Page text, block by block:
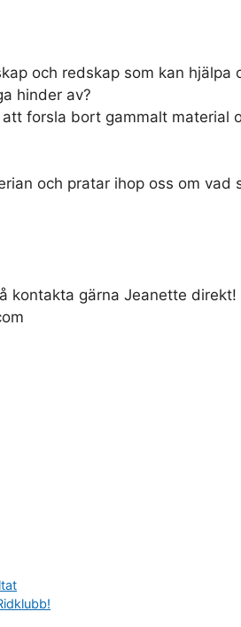
och redskap som kan
hinder av?
forsla bort gammalt material
och pratar ihop oss om
kontakta gärna Jeanette direkt!